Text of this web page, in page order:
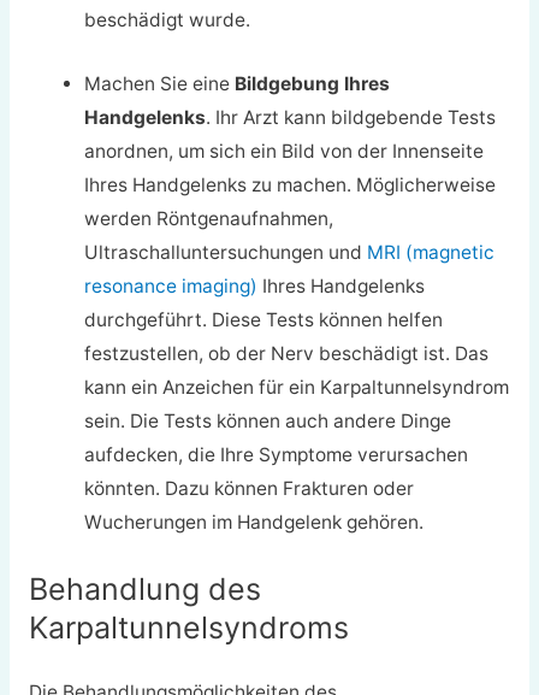
beschädigt wurde.
Machen Sie eine Bildgebung Ihres
Handgelenks. Ihr Arzt kann bildgebende Tests
anordnen, um sich ein Bild von der Innenseite
Ihres Handgelenks zu machen. Möglicherweise
werden Röntgenaufnahmen,
Ultraschalluntersuchungen und MRI (magnetic
resonance imaging) Ihres Handgelenks
durchgeführt. Diese Tests können helfen
festzustellen, ob der Nerv beschädigt ist. Das
kann ein Anzeichen für ein Karpaltunnelsyndrom
sein. Die Tests können auch andere Dinge
aufdecken, die Ihre Symptome verursachen
könnten. Dazu können Frakturen oder
Wucherungen im Handgelenk gehören.
Behandlung des
Karpaltunnelsyndroms